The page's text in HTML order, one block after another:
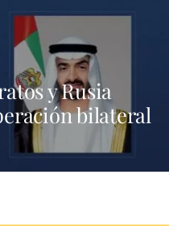
y Rusia
bilateral